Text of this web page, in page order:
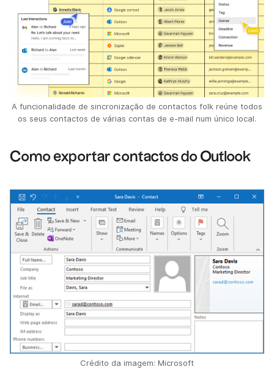
A funcionalidade de sincronização de contactos folk reúne todos
os seus contactos de várias contas de e-mail num único local.
Como exportar contactos do Outlook
Crédito da imagem: Microsoft